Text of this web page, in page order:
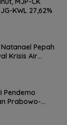
KWL 27,62%
Pepah
Krisis Air
Pendemo
Prabowo-